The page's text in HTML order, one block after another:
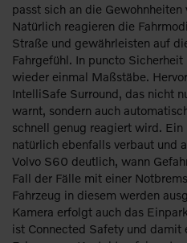
passt sich an die Gewohnheiten
Natürlich reagieren die
Straße und gewährleisten auf
Fahrgefühl. In puncto
wieder einmal Maßstäbe.
IntelliSafe Surround, das nicht
warnt, sondern auch
schnell genug reagiert wird.
natürlich ebenfalls verbaut und
Volvo S60 deutlich, wann
Fall der Fälle mit einer
Fahrzeug in diesem werden
Kamera erfolgt auch das
ist Connected Safety und damit